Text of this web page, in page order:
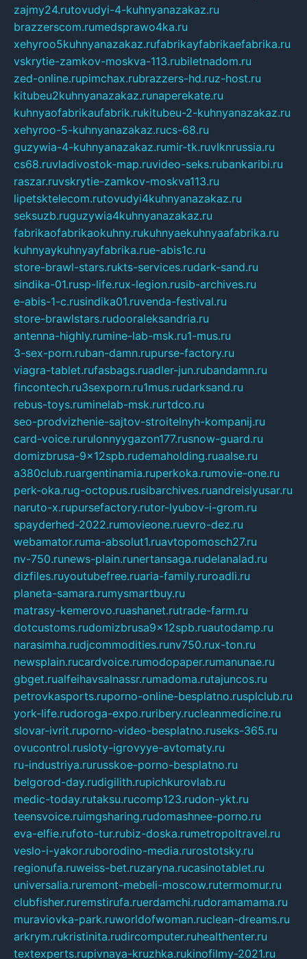
zajmy24.rutovudyi-4-kuhnyanazakaz.ru
brazzerscom.rumedsprawo4ka.ru
xehyroo5kuhnyanazakaz.rufabrikayfabrikaefabrika.ru
vskrytie-zamkov-moskva-113.rubiletnadom.ru
zed-online.rupimchax.rubrazzers-hd.ruz-host.ru
kitubeu2kuhnyanazakaz.runaperekate.ru
kuhnyaofabrikaufabrik.rukitubeu-2-kuhnyanazakaz.ru
xehyroo-5-kuhnyanazakaz.rucs-68.ru
guzywia-4-kuhnyanazakaz.rumir-tk.ruvlknrussia.ru
cs68.ruvladivostok-map.ruvideo-seks.rubankaribi.ru
raszar.ruvskrytie-zamkov-moskva113.ru
lipetsktelecom.rutovudyi4kuhnyanazakaz.ru
seksuzb.ruguzywia4kuhnyanazakaz.ru
fabrikaofabrikaokuhny.rukuhnyaekuhnyaafabrika.ru
kuhnyaykuhnyayfabrika.rue-abis1c.ru
store-brawl-stars.rukts-services.rudark-sand.ru
sindika-01.rusp-life.rux-legion.rusib-archives.ru
e-abis-1-c.rusindika01.ruvenda-festival.ru
store-brawlstars.rudooraleksandria.ru
antenna-highly.rumine-lab-msk.ru1-mus.ru
3-sex-porn.ruban-damn.rupurse-factory.ru
viagra-tablet.rufasbags.ruadler-jun.rubandamn.ru
fincontech.ru3sexporn.ru1mus.rudarksand.ru
rebus-toys.ruminelab-msk.rurtdco.ru
seo-prodvizhenie-sajtov-stroitelnyh-kompanij.ru
card-voice.rurulonnyygazon177.rusnow-guard.ru
domizbrusa-9x12spb.rudemaholding.ruaalse.ru
a380club.ruargentinamia.ruperkoka.rumovie-one.ru
perk-oka.rug-octopus.rusibarchives.ruandreislyusar.ru
naruto-x.rupursefactory.rutor-lyubov-i-grom.ru
spayderhed-2022.rumovieone.ruevro-dez.ru
webamator.ruma-absolut1.ruavtopomosch27.ru
nv-750.runews-plain.runertansaga.rudelanalad.ru
dizfiles.ruyoutubefree.ruaria-family.ruroadli.ru
planeta-samara.rumysmartbuy.ru
matrasy-kemerovo.ruashanet.rutrade-farm.ru
dotcustoms.rudomizbrusa9x12spb.ruautodamp.ru
narasimha.rudjcommodities.runv750.rux-ton.ru
newsplain.rucardvoice.rumodopaper.rumanunae.ru
gbget.rualfeihavsalnassr.rumadoma.rutajuncos.ru
petrovkasports.ruporno-online-besplatno.rusplclub.ru
york-life.rudoroga-expo.ruribery.rucleanmedicine.ru
slovar-ivrit.ruporno-video-besplatno.ruseks-365.ru
ovucontrol.rusloty-igrovyye-avtomaty.ru
ru-industriya.rurusskoe-porno-besplatno.ru
belgorod-day.rudigilith.rupichkurovlab.ru
medic-today.rutaksu.rucomp123.rudon-ykt.ru
teensvoice.ruimgsharing.rudomashnee-porno.ru
eva-elfie.rufoto-tur.rubiz-doska.rumetropoltravel.ru
veslo-i-yakor.ruborodino-media.rurostotsky.ru
regionufa.ruweiss-bet.ruzaryna.rucasinotablet.ru
universalia.ruremont-mebeli-moscow.rutermomur.ru
clubfisher.ruremstirufa.ruerdamchi.rudoramamama.ru
muraviovka-park.ruworldofwoman.ruclean-dreams.ru
arkrym.rukristinita.rudircomputer.ruhealthenter.ru
textexperts.rupivnaya-kruzhka.rukinofilmy-2021.ru